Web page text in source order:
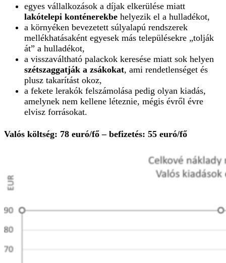
egyes vállalkozások a díjak elkerülése miatt
lakótelepi konténerekbe helyezik el a hulladékot,
a környéken bevezetett súlyalapú rendszerek
mellékhatásaként egyesek más településekre „tolják
át” a hulladékot,
a visszaváltható palackok keresése miatt sok helyen
szétszaggatják a zsákokat, ami rendetlenséget és
plusz takarítást okoz,
a fekete lerakók felszámolása pedig olyan kiadás,
amelynek nem kellene léteznie, mégis évről évre
elvisz forrásokat.
Valós költség: 78 euró/fő – befizetés: 55 euró/fő